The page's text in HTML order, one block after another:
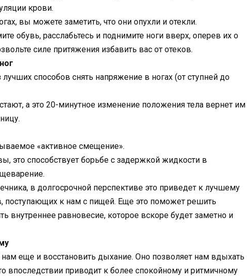
крови.
вы можете заметить, что они опухли и отекли.
обувь, расслабьтесь и поднимите ноги вверх, оперев их о
силе притяжения избавить вас от отеков.
способов снять напряжение в ногах (от ступней до
а это 20-минутное изменение положения тела вернет им
«активное смещение».
это способствует борьбе с задержкой жидкости в
в долгосрочной перспективе это приведет к лучшему
поступающих к нам с пищей. Еще это поможет решить
внутреннее равновесие, которое вскоре будет заметно и
еще и восстановить дыхание. Оно позволяет нам вдыхать
впоследствии приводит к более спокойному и ритмичному